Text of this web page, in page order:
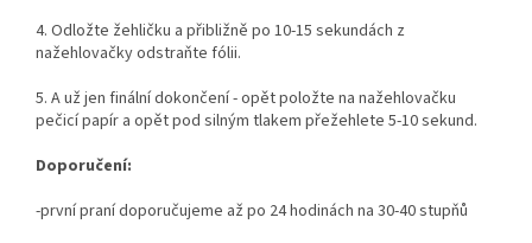
4. Odložte žehličku a přibližně po 10-15 sekundách z
nažehlovačky odstraňte fólii.
5. A už jen finální dokončení - opět položte na nažehlovačku
pečicí papír a opět pod silným tlakem přežehlete 5-10 sekund.
Doporučení:
-první praní doporučujeme až po 24 hodinách na 30-40 stupňů